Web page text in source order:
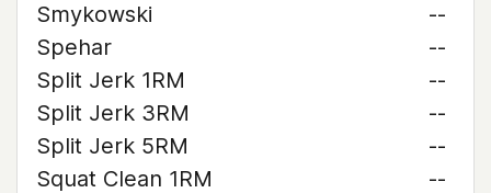
Smykowski
--
Spehar
--
Split Jerk 1RM
--
Split Jerk 3RM
--
Split Jerk 5RM
--
Squat Clean 1RM
--